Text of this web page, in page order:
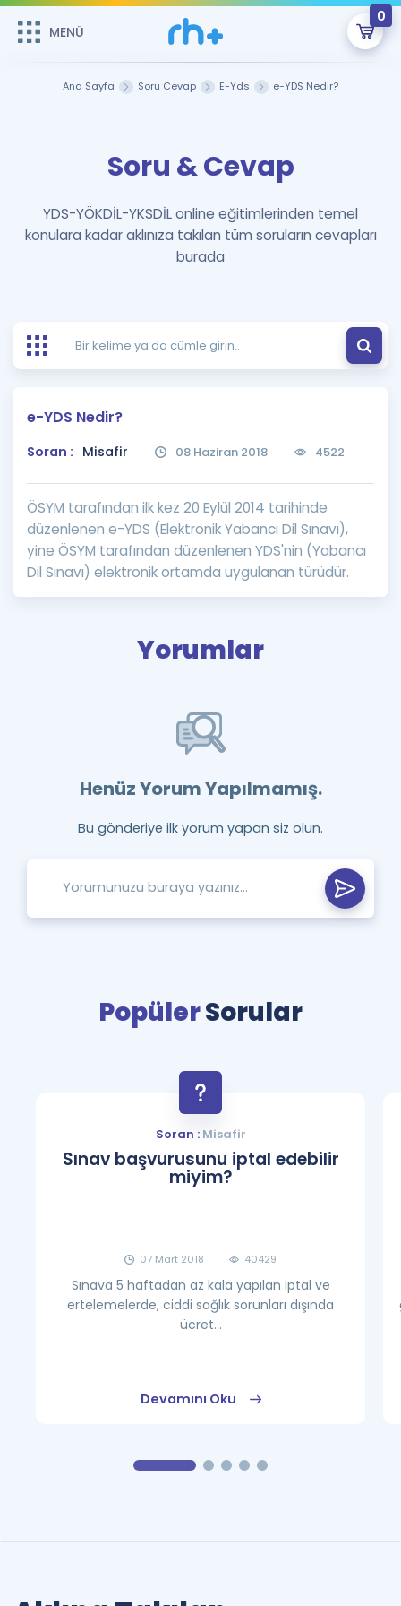
MENÜ
0
Şifremi Hatırlamıyorum
GİRİŞ YAP
Remzi Hoca ile seni sınava hazırlayacak onlarca eğitim seni
bekliyor!
MENÜ
Çalışma Paketleri
Kitaplar ve Kaynaklar
Ücretsiz Kaynaklar
Puan Hesaplama
Rehberlik Aracı
ÖSYM Sınav Takvimi
Kampanyalar
Blog
Blog
İngilizce Gramer
Hakkımızda
Ana Sayfa Soru Cevap E-Yds e-YDS Nedir?
Soru & Cevap
YDS-YÖKDİL-YKSDİL online eğitimlerinden temel
konulara kadar aklınıza takılan tüm soruların cevapları
burada
e-YDS Nedir?
Soran : Misafir 08 Haziran 2018 4522
ÖSYM tarafından ilk kez 20 Eylül 2014 tarihinde
düzenlenen e-YDS (Elektronik Yabancı Dil Sınavı),
yine ÖSYM tarafından düzenlenen YDS'nin (Yabancı
Dil Sınavı) elektronik ortamda uygulanan türüdür.
Yorumlar
Henüz Yorum Yapılmamış.
Bu gönderiye ilk yorum yapan siz olun.
PopülerSorular
Soran :Misafir
Sınav başvurusunu iptal edebilir
miyim?
07 Mart 2018 40429
Sınava 5 haftadan az kala yapılan iptal ve
ertelemelerde, ciddi sağlık sorunları dışında
ücret...
Devamını Oku